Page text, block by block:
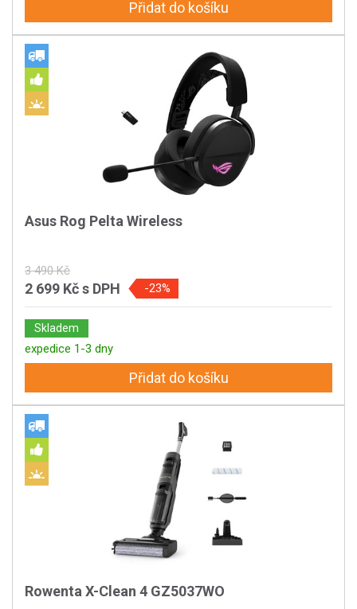
Přidat do košíku
Asus Rog Pelta Wireless
3 490 Kč
2 699 Kčs DPH -23%
Skladem
expedice 1-3 dny
Přidat do košíku
Rowenta X-Clean 4 GZ5037WO